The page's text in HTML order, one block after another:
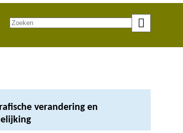
Zoeken
verandering en